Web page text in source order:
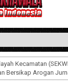
Kecamatan
Bersikap Arogan